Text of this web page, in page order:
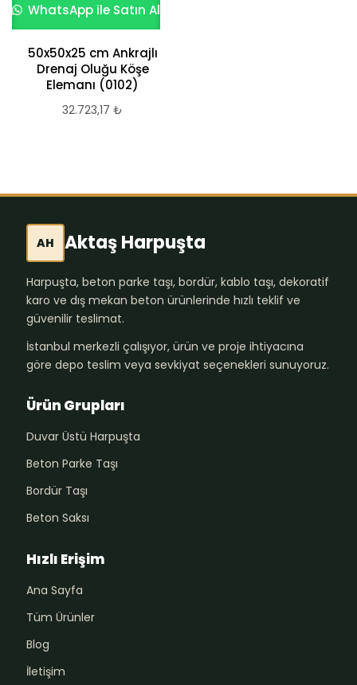
WhatsApp ile Satın Al
50x50x25 cm Ankrajlı
Drenaj Oluğu Köşe
Elemanı (0102)
32.723,17 ₺
AH Aktaş Harpuşta
Harpuşta, beton parke taşı, bordür, kablo taşı, dekoratif
karo ve dış mekan beton ürünlerinde hızlı teklif ve
güvenilir teslimat.
İstanbul merkezli çalışıyor, ürün ve proje ihtiyacına
göre depo teslim veya sevkiyat seçenekleri sunuyoruz.
Ürün Grupları
Duvar Üstü Harpuşta
Beton Parke Taşı
Bordür Taşı
Beton Saksı
Hızlı Erişim
Ana Sayfa
Tüm Ürünler
Blog
İletişim